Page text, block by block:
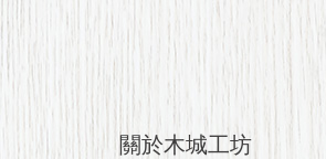
關於木城工坊